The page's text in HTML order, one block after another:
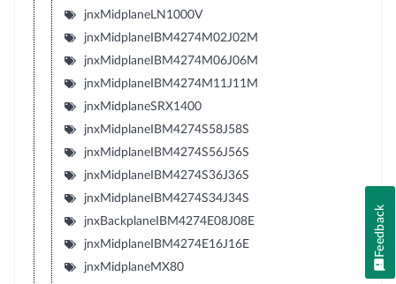
jnxMidplaneLN1000V
jnxMidplaneIBM4274M02J02M
jnxMidplaneIBM4274M06J06M
jnxMidplaneIBM4274M11J11M
jnxMidplaneSRX1400
jnxMidplaneIBM4274S58J58S
jnxMidplaneIBM4274S56J56S
jnxMidplaneIBM4274S36J36S
jnxMidplaneIBM4274S34J34S
jnxBackplaneIBM4274E08J08E
jnxMidplaneIBM4274E16J16E
jnxMidplaneMX80
Feedback